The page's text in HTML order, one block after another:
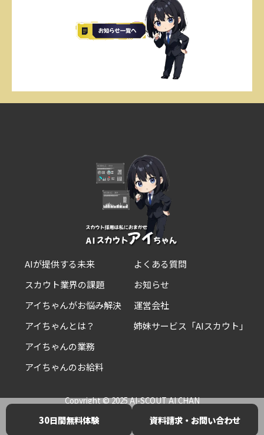
AIが提供する未来
スカウト業界の課題
アイちゃんがお悩み解決
アイちゃんとは？
アイちゃんの業務
アイちゃんのお給料
よくある質問
お知らせ
運営会社
姉妹サービス「AIスカウト」
Copyright © 2025 AI-SCOUT AI CHAN
30日間無料体験 資料請求・お問い合わせ